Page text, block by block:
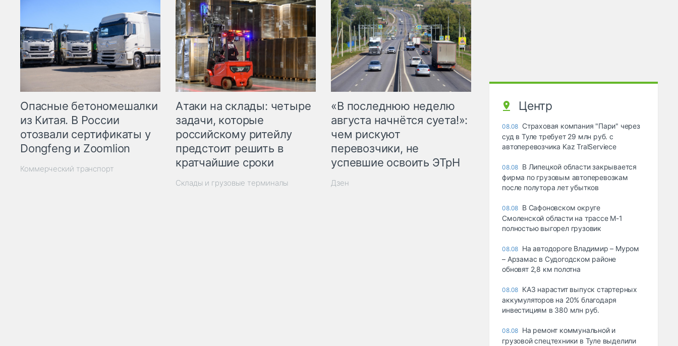
Опасные бетономешалки
из Китая. В России
отозвали сертификаты у
Dongfeng и Zoomlion
Коммерческий транспорт
Атаки на склады: четыре
задачи, которые
российскому ритейлу
предстоит решить в
кратчайшие сроки
Склады и грузовые терминалы
«В последнюю неделю
августа начнётся суета!»:
чем рискуют
перевозчики, не
успевшие освоить ЭТрН
Дзен
Центр
08.08 Страховая компания "Пари" через
суд в Туле требует 29 млн руб. с
автоперевозчика Kaz TralServiece
08.08 В Липецкой области закрывается
фирма по грузовым автоперевозкам
после полутора лет убытков
08.08 В Сафоновском округе
Смоленской области на трассе М-1
полностью выгорел грузовик
08.08 На автодороге Владимир – Муром
– Арзамас в Судогодском районе
обновят 2,8 км полотна
08.08 КАЗ нарастит выпуск стартерных
аккумуляторов на 20% благодаря
инвестициям в 380 млн руб.
08.08 На ремонт коммунальной и
грузовой спецтехники в Туле выделили